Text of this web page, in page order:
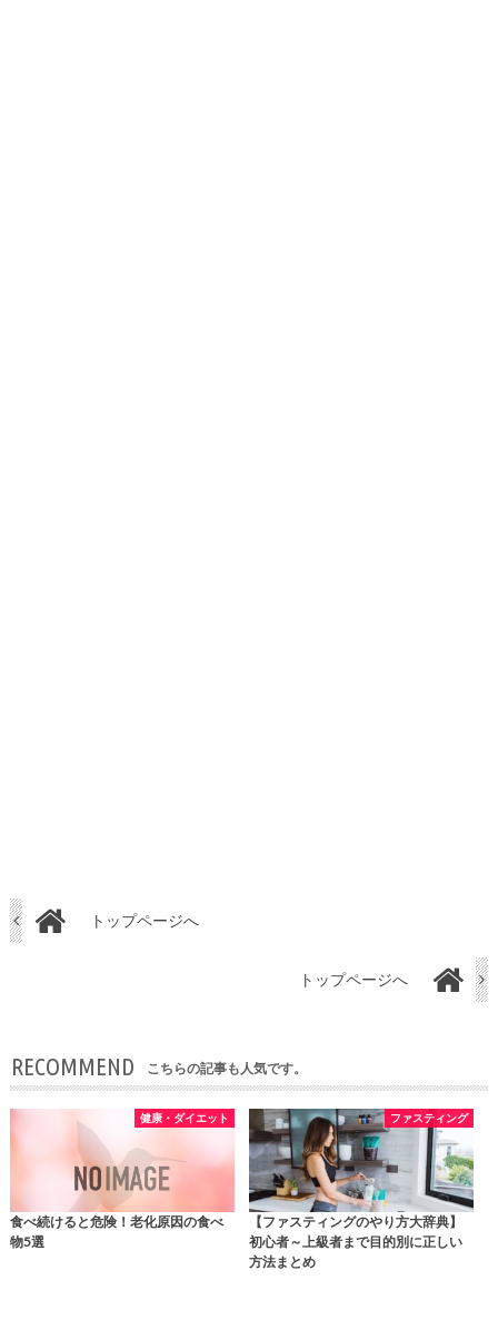
トップページへ
トップページへ
RECOMMEND こちらの記事も人気です。
健康・ダイエット
食べ続けると危険！老化原因の食べ
物5選
ファスティング
【ファスティングのやり方大辞典】
初心者～上級者まで目的別に正しい
方法まとめ